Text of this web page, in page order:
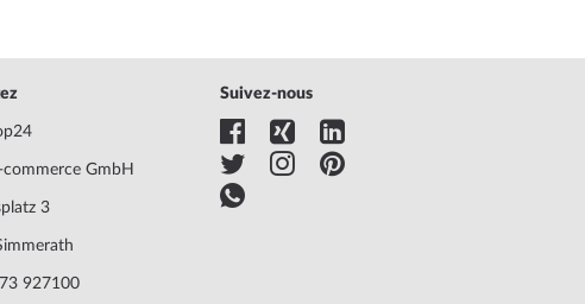
commerce GmbH
3
927100
Suivez-nous